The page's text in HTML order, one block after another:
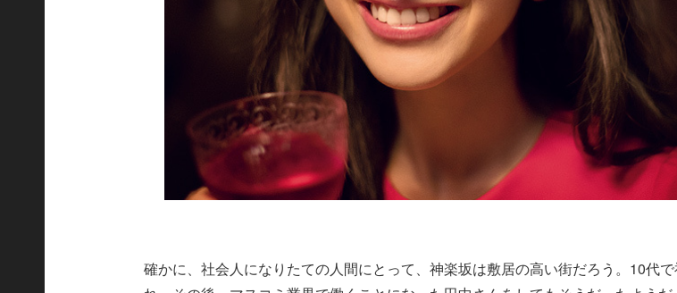
確かに、社会人になりたての人間にとって、神楽坂は敷居の高い街だろう。10代